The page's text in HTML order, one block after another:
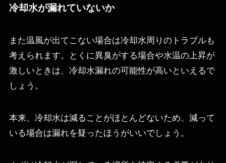
冷却水が漏れていないか
また温風が出てこない場合は冷却水周りのトラブルも
考えられます。とくに異臭がする場合や水温の上昇が
激しいときは、冷却水漏れの可能性が高いといえるで
しょう。
本来、冷却水は減ることがほとんどないため、減って
いる場合は漏れを疑ったほうがいいでしょう。